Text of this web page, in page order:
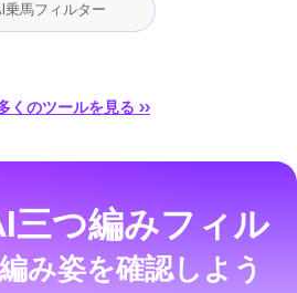
乗馬フィルター
くのツールを見る ››
三つ編みフィル
み姿を確認しよう